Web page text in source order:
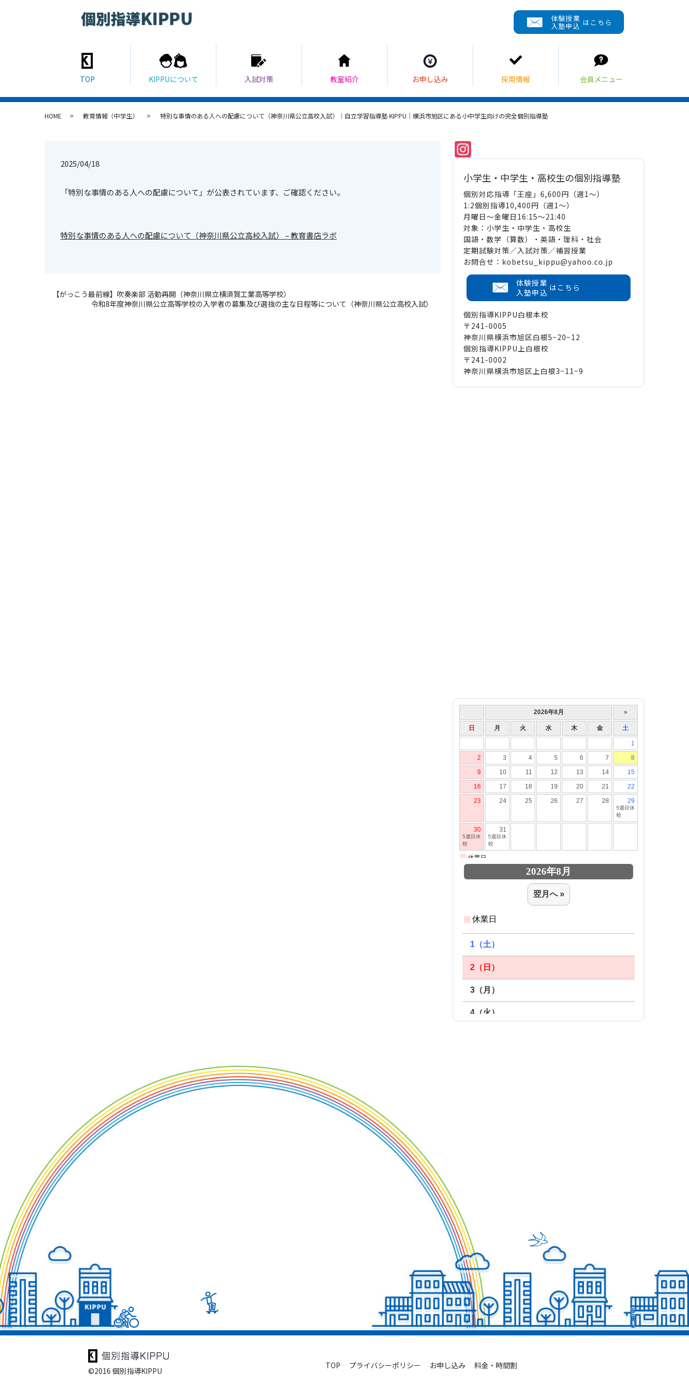
体験授業
入塾申込 はこちら
HOME 教育情報（中学生） 特別な事情のある人への配慮について（神奈川県公立高校入試）｜自立学習指導塾 KIPPU｜横浜市旭区にある小中学生向けの完全個別指導塾
2025/04/18
「特別な事情のある人への配慮について」が公表されています、ご確認ください。
特別な事情のある人への配慮について（神奈川県公立高校入試） – 教育書店ラボ
【がっこう最前線】吹奏楽部 活動再開（神奈川県立横須賀工業高等学校）
令和8年度神奈川県公立高等学校の入学者の募集及び選抜の主な日程等について（神奈川県公立高校入試）
Instagram
小学生・中学生・高校生の個別指導塾
個別対応指導「王座」6,600円（週1～）
1:2個別指導10,400円（週1～）
月曜日～金曜日16:15～21:40
対象：小学生・中学生・高校生
国語・数学（算数）・英語・理科・社会
定期試験対策／入試対策／補習授業
お問合せ：kobetsu_kippu@yahoo.co.jp
体験授業
入塾申込 はこちら
個別指導KIPPU白根本校
〒241-0005
神奈川県横浜市旭区白根5−20−12
個別指導KIPPU上白根校
〒241-0002
神奈川県横浜市旭区上白根3−11−9
©2016 個別指導KIPPU
TOP プライバシーポリシー お申し込み 料金・時間割